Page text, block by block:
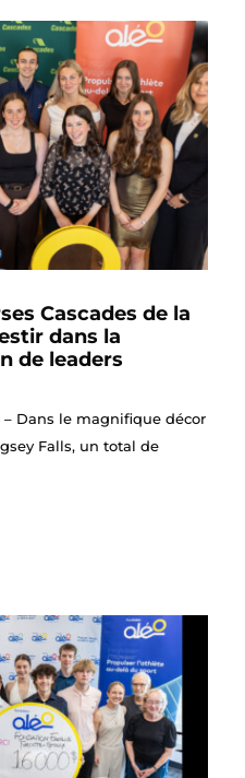
Cascades de la
dans la
de leaders
– Dans le magnifique décor
Falls, un total de